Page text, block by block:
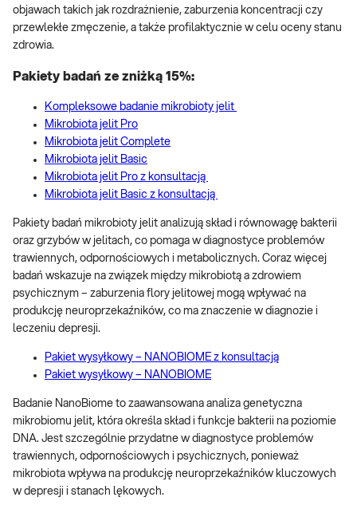
objawach takich jak rozdrażnienie, zaburzenia koncentracji czy
przewlekłe zmęczenie, a także profilaktycznie w celu oceny stanu
zdrowia.
Pakiety badań ze zniżką 15%:
Kompleksowe badanie mikrobioty jelit
Mikrobiota jelit Pro
Mikrobiota jelit Complete
Mikrobiota jelit Basic
Mikrobiota jelit Pro z konsultacją
Mikrobiota jelit Basic z konsultacją
Pakiety badań mikrobioty jelit analizują skład i równowagę bakterii
oraz grzybów w jelitach, co pomaga w diagnostyce problemów
trawiennych, odpornościowych i metabolicznych. Coraz więcej
badań wskazuje na związek między mikrobiotą a zdrowiem
psychicznym – zaburzenia flory jelitowej mogą wpływać na
produkcję neuroprzekaźników, co ma znaczenie w diagnozie i
leczeniu depresji.
Pakiet wysyłkowy – NANOBIOME z konsultacją
Pakiet wysyłkowy – NANOBIOME
Badanie NanoBiome to zaawansowana analiza genetyczna
mikrobiomu jelit, która określa skład i funkcje bakterii na poziomie
DNA. Jest szczególnie przydatne w diagnostyce problemów
trawiennych, odpornościowych i psychicznych, ponieważ
mikrobiota wpływa na produkcję neuroprzekaźników kluczowych
w depresji i stanach lękowych.